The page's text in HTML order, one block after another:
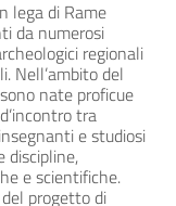
lega di Rame
da numerosi
regionali
Nell’ambito del
nate proficue
tra
e studiosi
discipline,
e scientifiche.
progetto di